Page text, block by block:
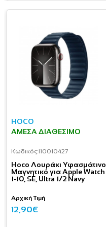
HOCO
ΆΜΕΣΑ ΔΙΑΘΈΣΙΜΟ
Κωδικός:I10010427
Hoco Λουράκι Υφασμάτινο
Μαγνητικό για Apple Watch
1-10, SE, Ultra 1/2 Navy
Αρχική Τιμή
12,90€